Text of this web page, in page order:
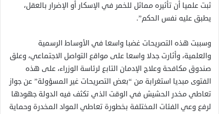
ثبت علميا أن تأثيره مماثل للخمر في الإسكار أو الإضرار بالعقل،
يطبق عليه نفس الحكم”.
وسببت هذه التصريحات غضبا واسعا في الأوساط الرسمية
والعلمية، وأثارت جدلا واسعا على مواقع التواصل الاجتماعي، وعلق
صندوق مكافحة وعلاج الإدمان التابع لرئاسة الوزراء، على هذه
الفتوى مبديا استغرابة من “بعض التصريحات غير المسؤولة” عن جواز
تعاطي مخدر الحشيش في الوقت الذي تكثف فيه الدولة جهودها
لرفع وعي الفئات المختلفة بخطورة تعاطي المواد المخدرة وحماية